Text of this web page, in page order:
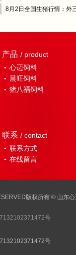
8月2日全国生猪行情：外
产品 / product
心迈饲料
晨旺饲料
猪八福饲料
联系 / contact
联系方式
在线留言
版权所有 © 山东心
号
号